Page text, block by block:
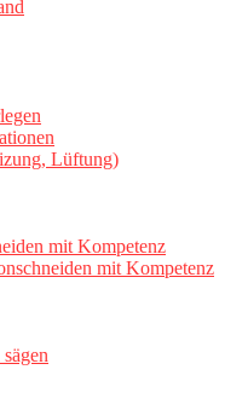
Lüftung)
mit Kompetenz
mit Kompetenz